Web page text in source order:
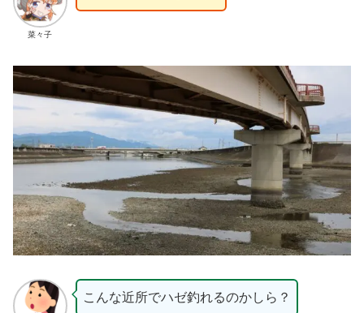
菜々子
こんな近所でハゼ釣れるのかしら？